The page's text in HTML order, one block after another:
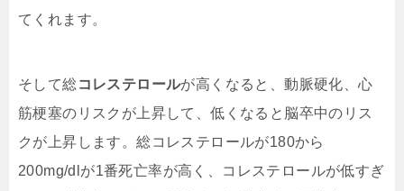
てくれます。
そして総 コレステロールが高くなると、動脈硬化、心
筋梗塞のリスクが上昇して、低くなると脳卒中のリス
クが上昇します。総コレステロールが180から
200mg/dlが1番死亡率が高く、コレステロールが低すぎ